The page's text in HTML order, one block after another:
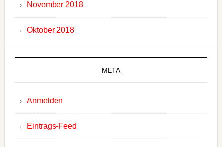
November 2018
Oktober 2018
META
Anmelden
Eintrags-Feed